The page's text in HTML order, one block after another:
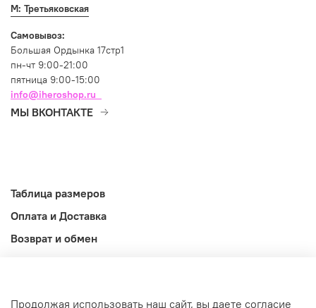
М: Третьяковская
Самовывоз:
Большая Ордынка 17стр1
пн-чт 9:00-21:00
пятница 9:00-15:00
info@iheroshop.ru
МЫ ВКОНТАКТЕ
Таблица размеров
Оплата и Доставка
Возврат и обмен
Продолжая использовать наш сайт, вы даете согласие